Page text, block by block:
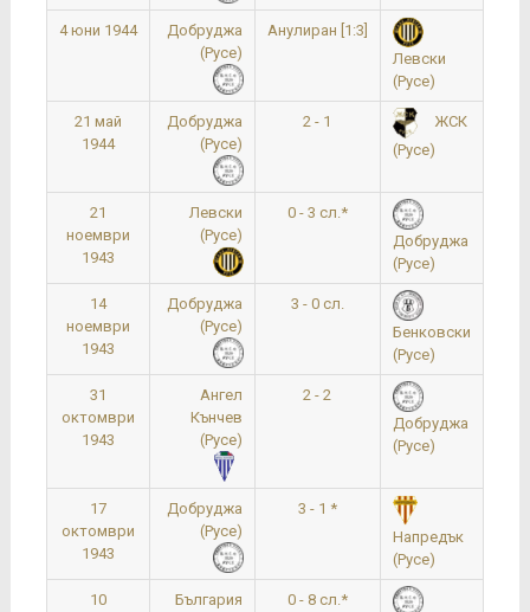
4 юни 1944
Добруджа
(Русе)
Анулиран [1:3]
Левски
(Русе)
21 май
1944
Добруджа
(Русе)
2 - 1
ЖСК
(Русе)
21
ноември
1943
Левски
(Русе)
0 - 3 сл.*
Добруджа
(Русе)
14
ноември
1943
Добруджа
(Русе)
3 - 0 сл.
Бенковски
(Русе)
31
октомври
1943
Ангел
Кънчев
(Русе)
2 - 2
Добруджа
(Русе)
17
октомври
1943
Добруджа
(Русе)
3 - 1 *
Напредък
(Русе)
10
България
0 - 8 сл.*